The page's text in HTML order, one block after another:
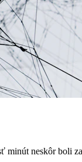
neskôr boli